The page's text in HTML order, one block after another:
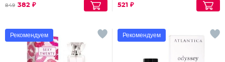
849 382 ₽
521 ₽
Рекомендуем Рекомендуем